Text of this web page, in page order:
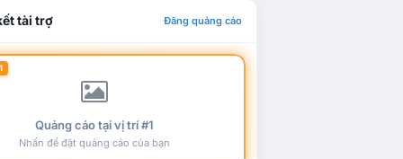
tài trợ Đăng quảng cáo
Quảng cáo tại vị trí #1
Nhấn để đặt quảng cáo của bạn